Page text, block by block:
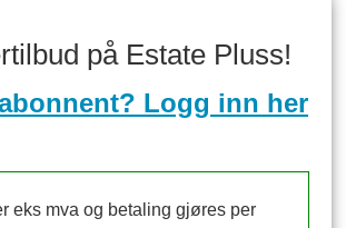
på Estate Pluss!
Logg inn her
eks mva og betaling gjøres per